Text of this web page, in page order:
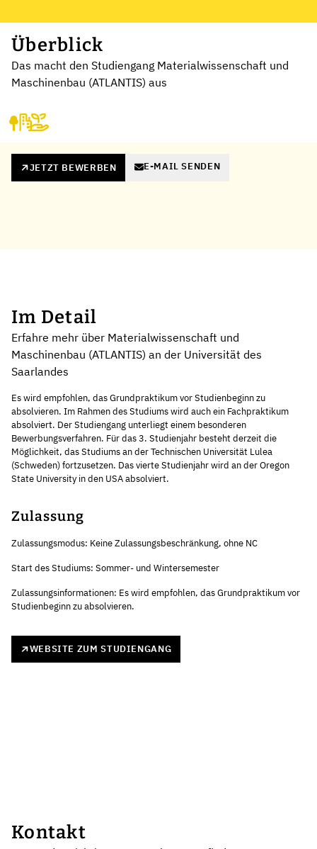
Überblick
Das macht den Studiengang Materialwissenschaft und
Maschinenbau (ATLANTIS) aus
JETZT BEWERBEN E-MAIL SENDEN
Im Detail
Erfahre mehr über Materialwissenschaft und
Maschinenbau (ATLANTIS) an der Universität des
Saarlandes
Es wird empfohlen, das Grundpraktikum vor Studienbeginn zu
absolvieren. Im Rahmen des Studiums wird auch ein Fachpraktikum
absolviert. Der Studiengang unterliegt einem besonderen
Bewerbungsverfahren. Für das 3. Studienjahr besteht derzeit die
Möglichkeit, das Studiums an der Technischen Universität Lulea
(Schweden) fortzusetzen. Das vierte Studienjahr wird an der Oregon
State University in den USA absolviert.
Zulassung
Zulassungsmodus: Keine Zulassungsbeschränkung, ohne NC
Start des Studiums: Sommer- und Wintersemester
Zulassungsinformationen: Es wird empfohlen, das Grundpraktikum vor
Studienbeginn zu absolvieren.
WEBSITE ZUM STUDIENGANG
Kontakt